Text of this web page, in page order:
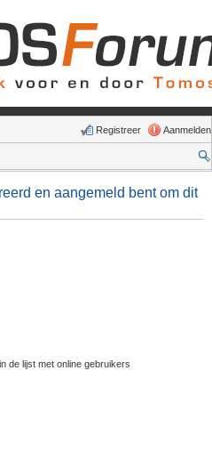
Aanmelden
Registreer
en aangemeld bent om dit
de lijst met online gebruikers